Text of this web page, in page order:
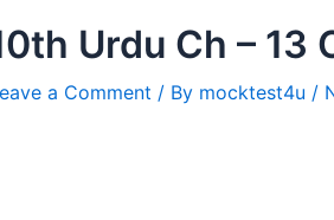
Urdu Ch – 13
a Comment / By mocktest4u /